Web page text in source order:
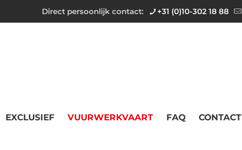
Direct persoonlijk contact: +31 (0)10-302 18 88
EXCLUSIEF VUURWERKVAART FAQ CONTACT